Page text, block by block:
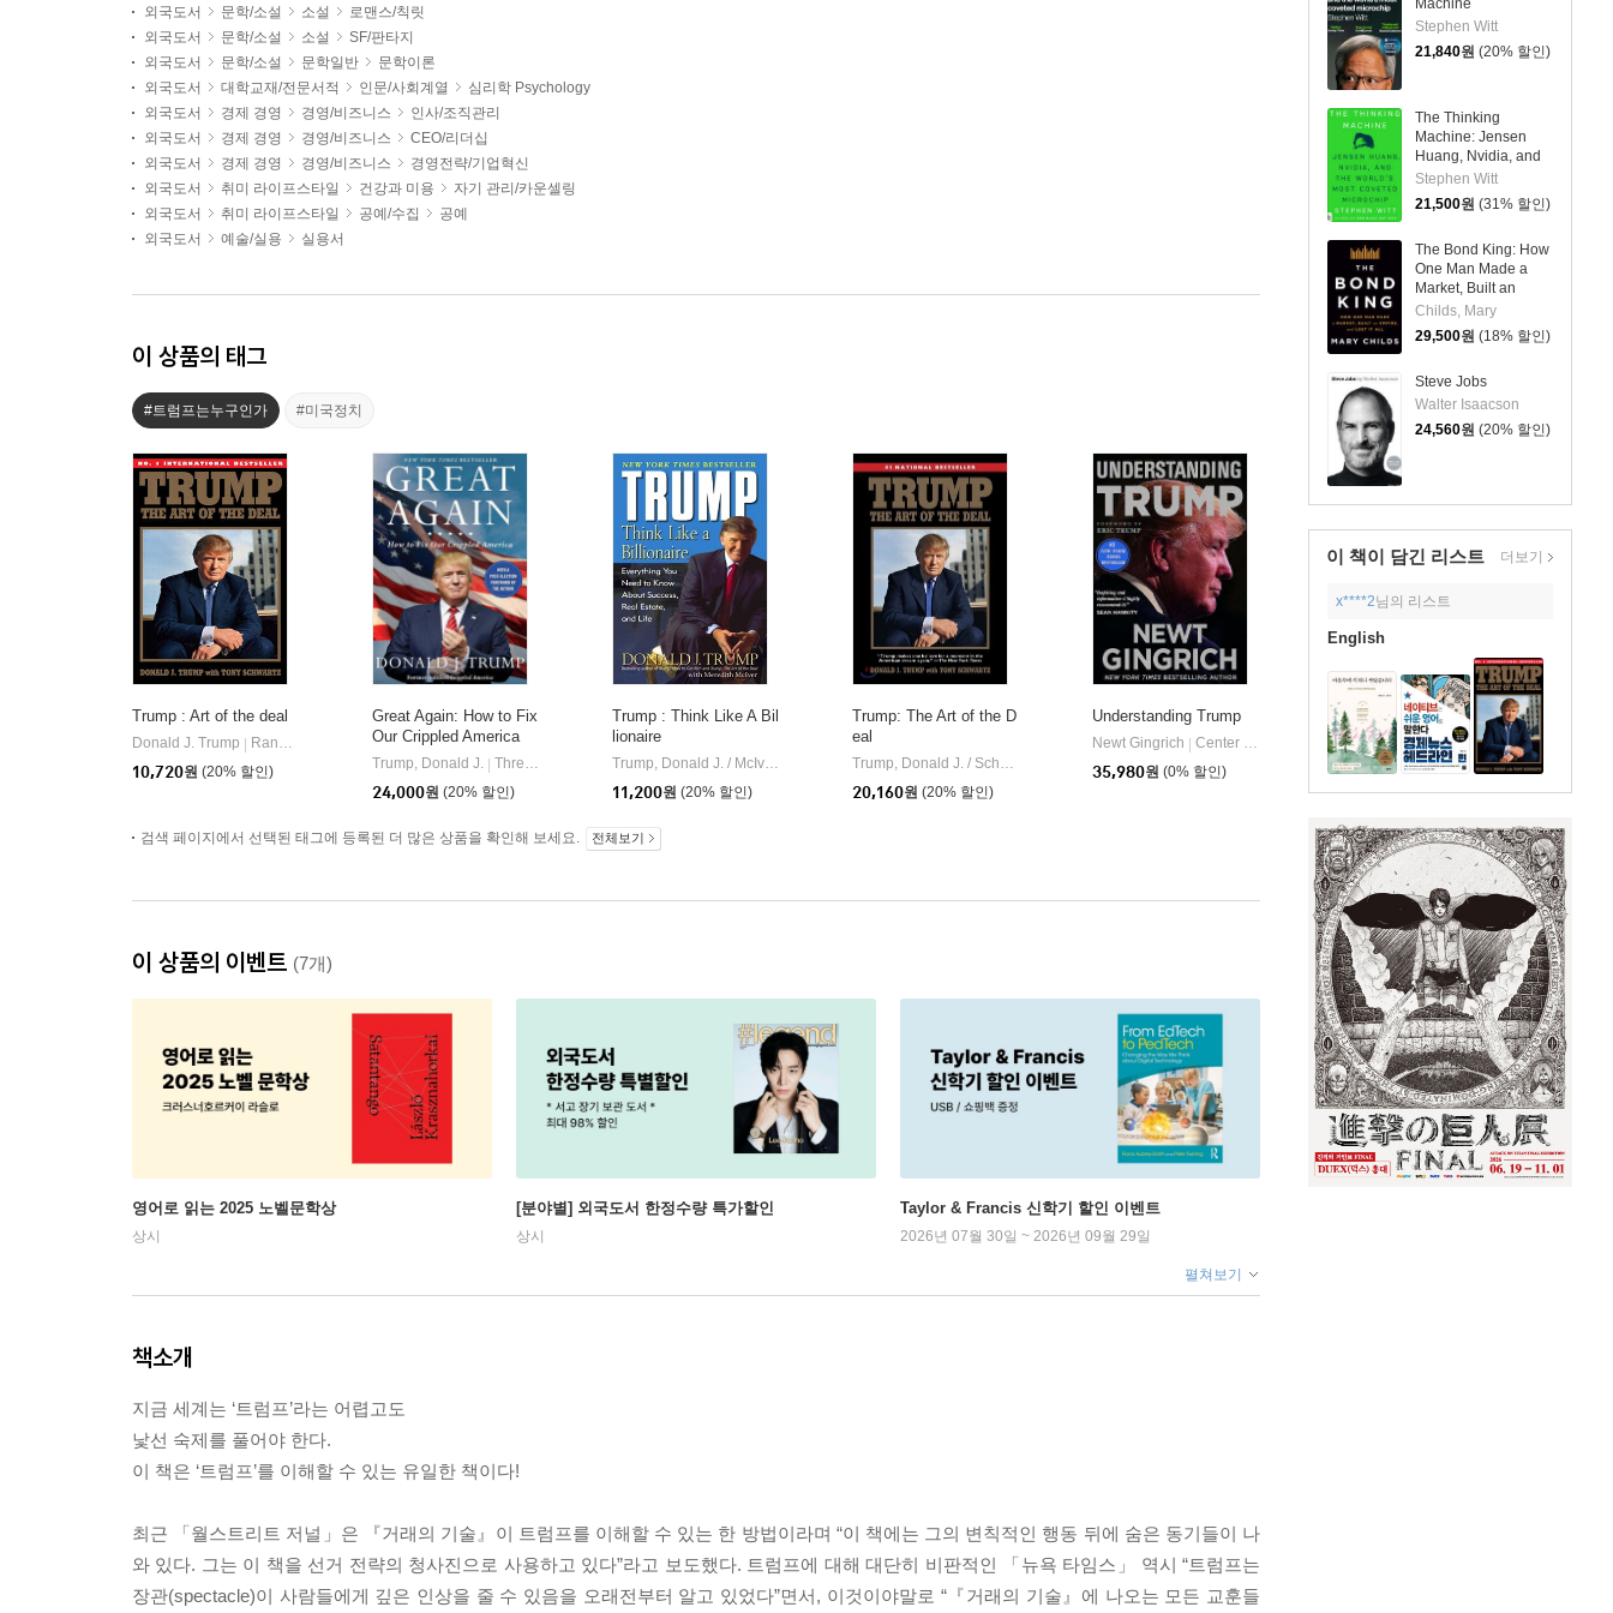
Stephen Witt
21,840원 (20% 할인)
The Thinking
Machine: Jensen
Huang, Nvidia, and
the World's Most
Coveted Microchip
Stephen Witt
21,500원 (31% 할인)
The Bond King: How
One Man Made a
Market, Built an
Empire, and Lost It
Childs, Mary
29,500원 (18% 할인)
Steve Jobs
Walter Isaacson
24,560원 (20% 할인)
이 책이 담긴 리스트 더보기
x****2님의 리스트
English
외국도서
문학/소설 소설
로맨스/칙릿
외국도서
문학/소설 소설
SF/판타지
외국도서
문학/소설 문학일반
문학이론
외국도서
대학교재/전문서적 인문/사회계열
심리학 Psychology
외국도서
경제 경영 경영/비즈니스
인사/조직관리
외국도서
경제 경영 경영/비즈니스
CEO/리더십
외국도서
경제 경영 경영/비즈니스
경영전략/기업혁신
외국도서
취미 라이프스타일 건강과 미용
자기 관리/카운셀링
외국도서
취미 라이프스타일 공예/수집
공예
외국도서
예술/실용 실용서
이 상품의 태그
#트럼프는누구인가 #미국정치
Trump : Art of the deal
Donald J. Trump
Random House
10,720원 (20% 할인)
Great Again: How to Fix
Our Crippled America
Trump, Donald J.
Threshold Editions
24,000원 (20% 할인)
Trump : Think Like A Bil
lionaire
Trump, Donald J. / McIver, Meredith
Ballantine Books
11,200원 (20% 할인)
Trump: The Art of the D
eal
Trump, Donald J. / Schwartz, Tony
Ballantine Books
20,160원 (20% 할인)
Understanding Trump
Newt Gingrich
Center Street
35,980원 (0% 할인)
검색 페이지에서 선택된 태그에 등록된 더 많은 상품을 확인해 보세요. 전체보기
이 상품의 이벤트 (7개)
영어로 읽는 2025 노벨문학상
상시
[분야별] 외국도서 한정수량 특가할인
상시
Taylor & Francis 신학기 할인 이벤트
2026년 07월 30일 ~ 2026년 09월 29일
펼쳐보기
책소개
지금 세계는 ‘트럼프’라는 어렵고도
낯선 숙제를 풀어야 한다.
이 책은 ‘트럼프’를 이해할 수 있는 유일한 책이다!
최근 「월스트리트 저널」은 『거래의 기술』이 트럼프를 이해할 수 있는 한 방법이라며 “이 책에는 그의 변칙적인 행동 뒤에 숨은 동기들이 나
와 있다. 그는 이 책을 선거 전략의 청사진으로 사용하고 있다”라고 보도했다. 트럼프에 대해 대단히 비판적인 「뉴욕 타임스」 역시 “트럼프는
장관(spectacle)이 사람들에게 깊은 인상을 줄 수 있음을 오래전부터 알고 있었다”면서, 이것이야말로 “『거래의 기술』에 나오는 모든 교훈들